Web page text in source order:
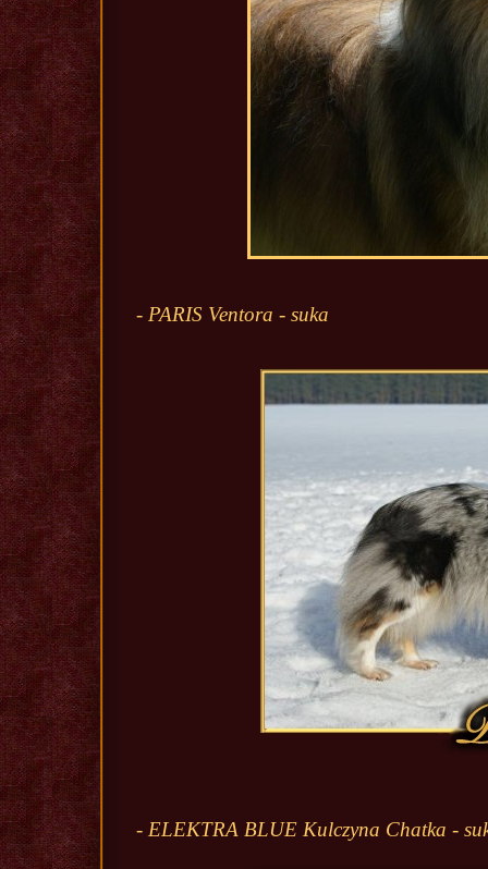
- PARIS Ventora - suka
- ELEKTRA BLUE Kulczyna Chatka -